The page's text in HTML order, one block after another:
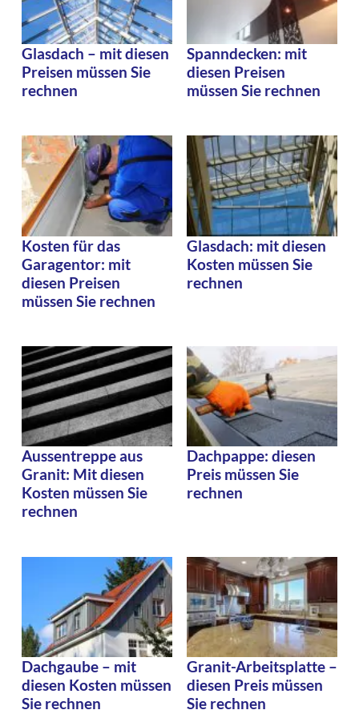
Glasdach – mit diesen
Preisen müssen Sie
rechnen
Spanndecken: mit
diesen Preisen
müssen Sie rechnen
Kosten für das
Garagentor: mit
diesen Preisen
müssen Sie rechnen
Glasdach: mit diesen
Kosten müssen Sie
rechnen
Aussentreppe aus
Granit: Mit diesen
Kosten müssen Sie
rechnen
Dachpappe: diesen
Preis müssen Sie
rechnen
Dachgaube – mit
diesen Kosten müssen
Sie rechnen
Granit-Arbeitsplatte –
diesen Preis müssen
Sie rechnen